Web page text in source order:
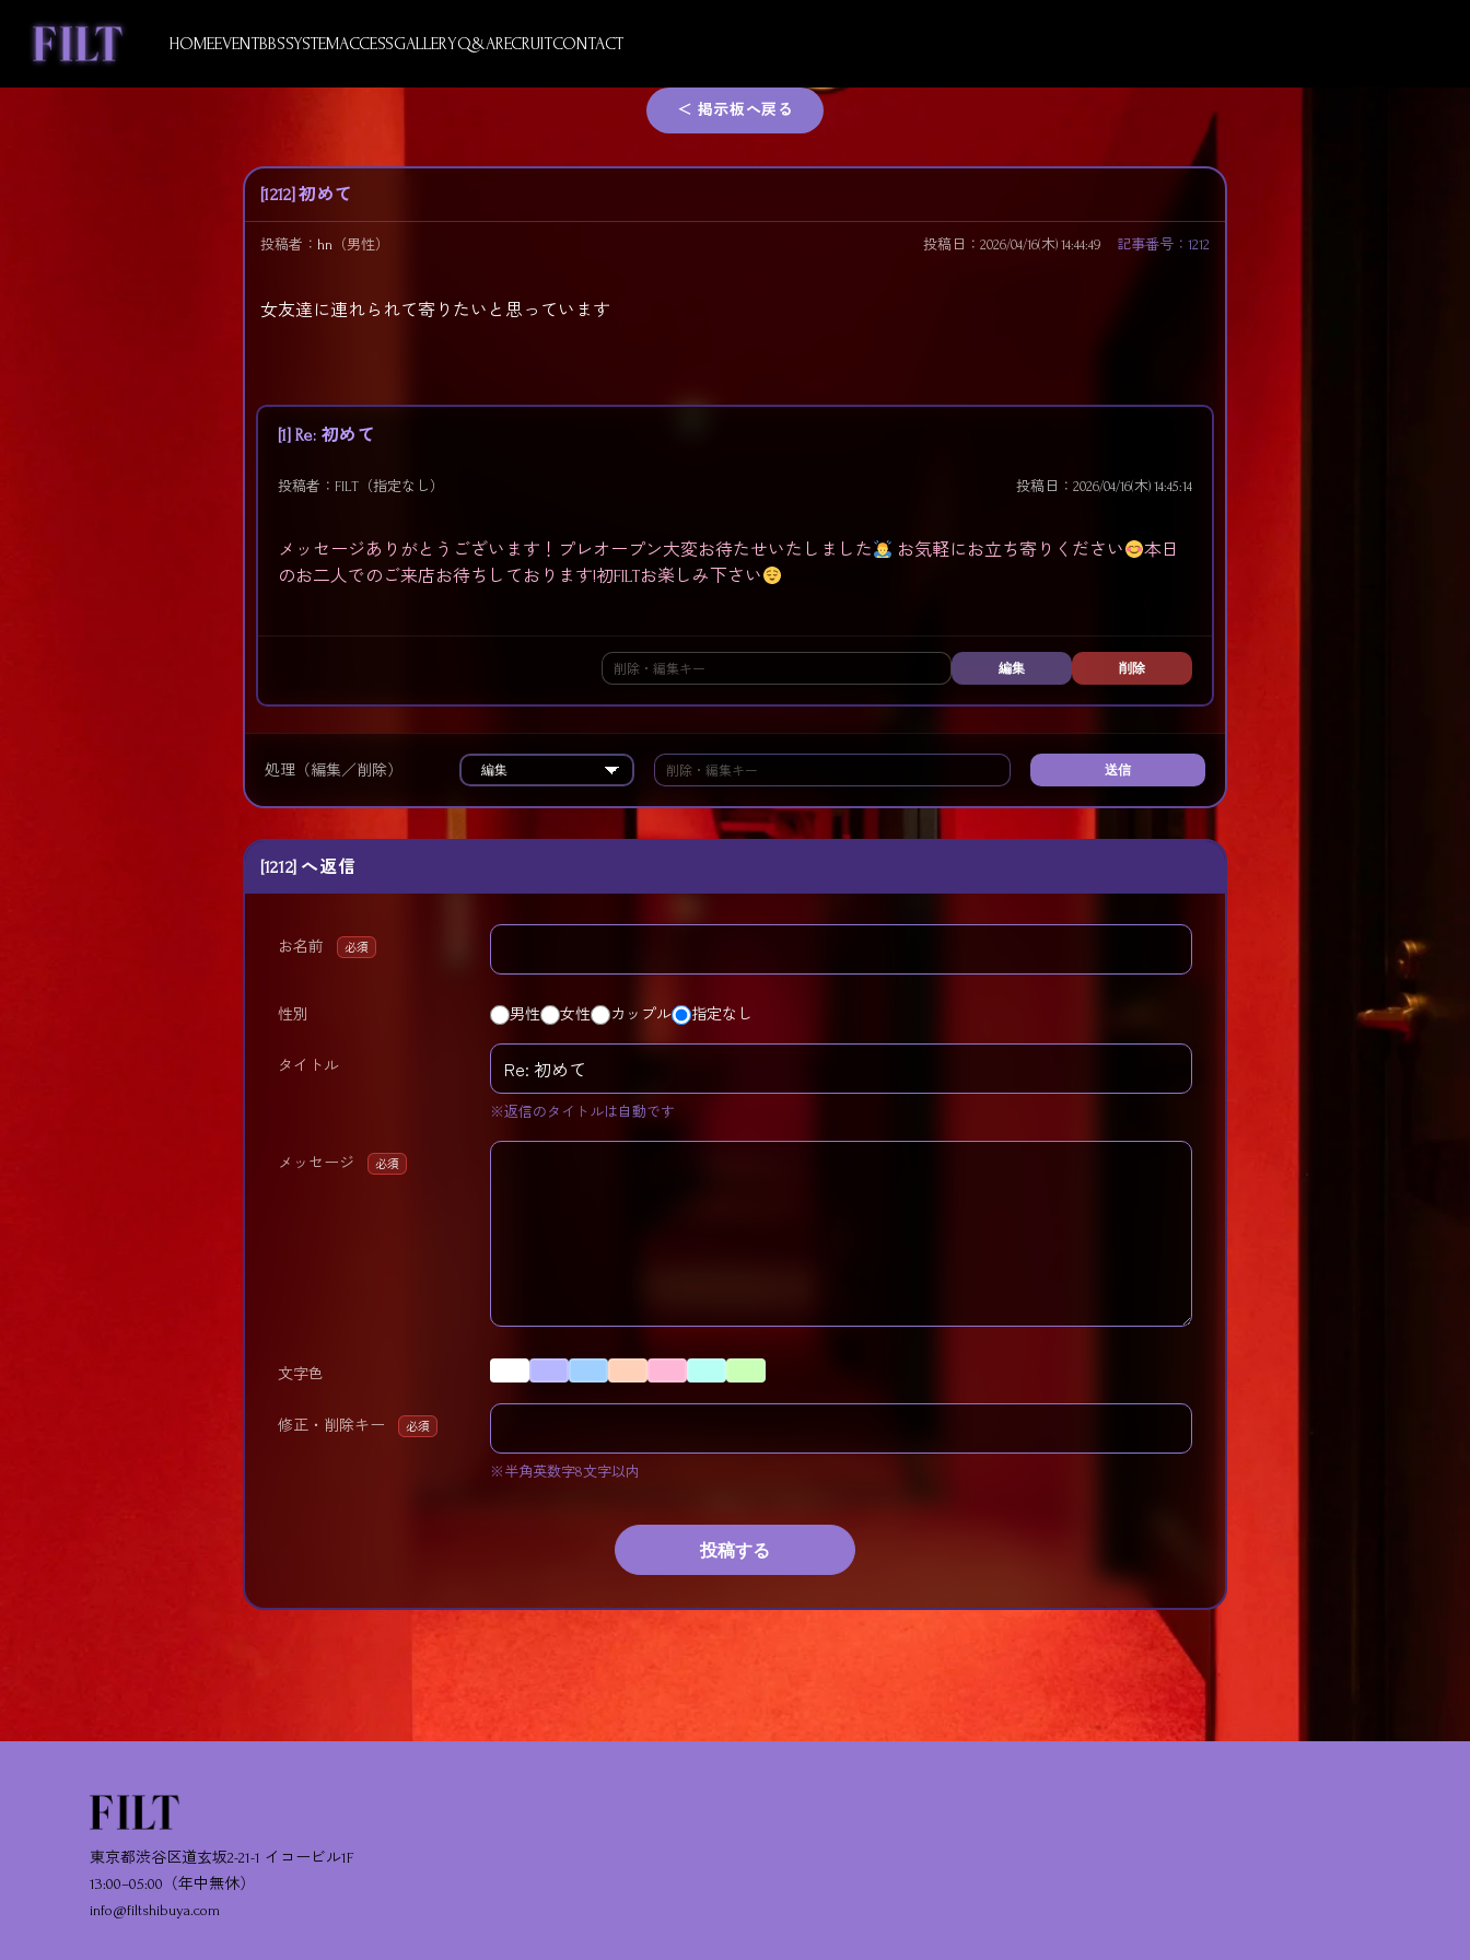
content
HOMEEVENTBBSSYSTEMACCESSGALLERYQ&ARECRUITCONTACT
＜ 掲示板へ戻る
[1212] 初めて
投稿者： hn （男性） 投稿日：2026/04/16(木) 14:44:49 記事番号：1212
女友達に連れられて寄りたいと思っています
[1] Re: 初めて
投稿者：FILT（指定なし） 投稿日：2026/04/16(木) 14:45:14
メッセージありがとうございます！プレオープン大変お待たせいたしました お気軽にお立ち寄りください
本日
のお二人でのご来店お待ちしております!初FILTお楽しみ下さい
編集 削除
処理（編集／削除） 送信
[1212] へ返信
お名前 必須
性別 男性 女性 カップル 指定なし
タイトル
※返信のタイトルは自動です
メッセージ 必須
文字色
修正・削除キー 必須
※半角英数字8文字以内
投稿する
東京都渋谷区道玄坂2-21-1 イコービル1F
13:00–05:00（年中無休）
info@filtshibuya.com